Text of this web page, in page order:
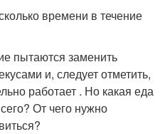
времени в течение
пытаются заменить
и, следует отметить,
работает . Но какая еда
От чего нужно